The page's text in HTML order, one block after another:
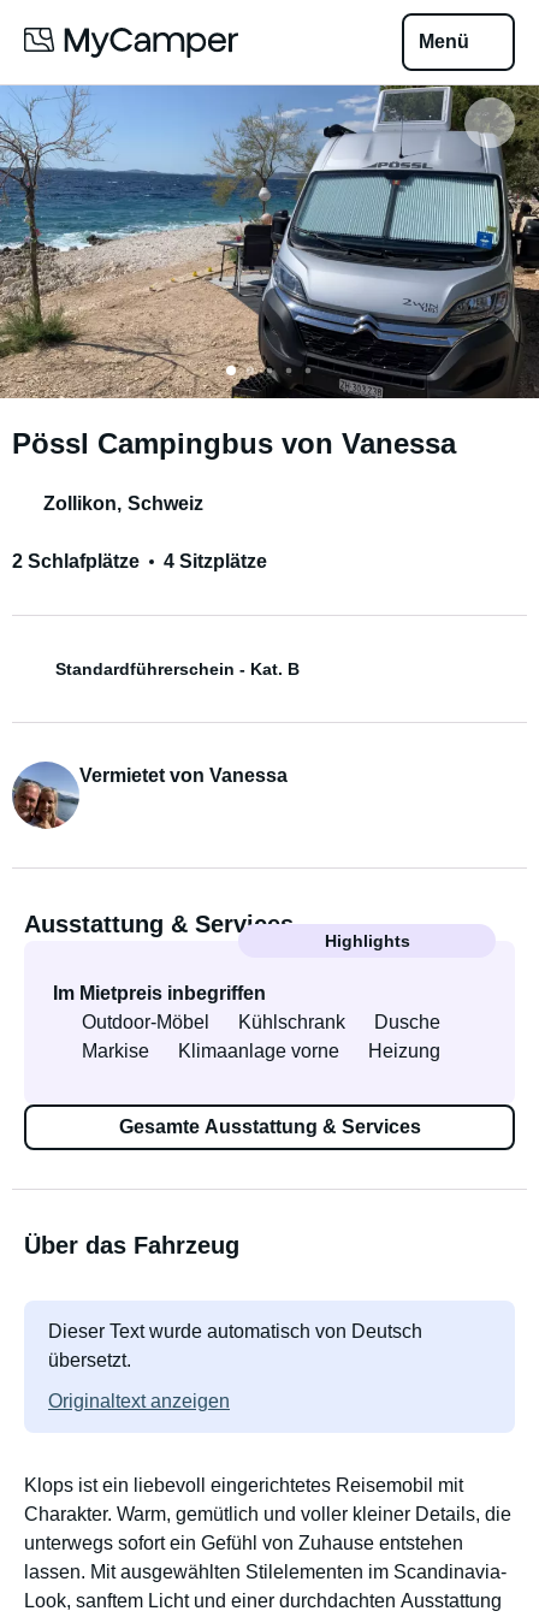
Menü
Pössl Campingbus von Vanessa
Zollikon, Schweiz
2 Schlafplätze 4 Sitzplätze
Standardführerschein - Kat. B
Vermietet von Vanessa
Ausstattung & Services
Highlights
Im Mietpreis inbegriffen
Outdoor-Möbel
Kühlschrank
Dusche
Markise
Klimaanlage vorne Heizung
Gesamte Ausstattung & Services
Über das Fahrzeug
Dieser Text wurde automatisch von Deutsch
übersetzt.
Originaltext anzeigen
Klops ist ein liebevoll eingerichtetes Reisemobil mit
Charakter. Warm, gemütlich und voller kleiner Details, die
unterwegs sofort ein Gefühl von Zuhause entstehen
lassen. Mit ausgewählten Stilelementen im Scandinavia-
Look, sanftem Licht und einer durchdachten Ausstattung